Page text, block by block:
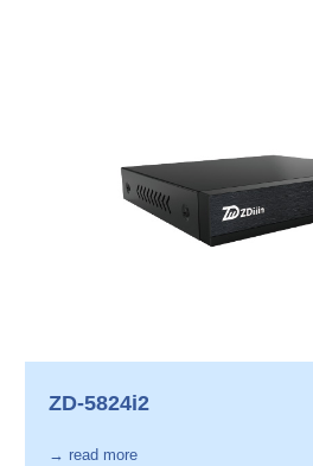
ZD-5824i2
→ read more